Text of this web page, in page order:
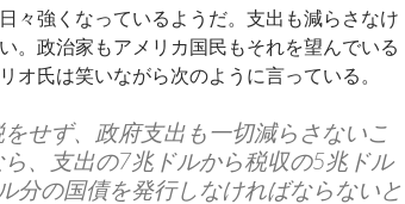
々強くなっているようだ。支出も減らさなけ
。政治家もアメリカ国民もそれを望んでいる
オ氏は笑いながら次のように言っている。
せず、政府支出も一切減らさないこ
、支出の7兆ドルから税収の5兆ドル
分の国債を発行しなければならないと